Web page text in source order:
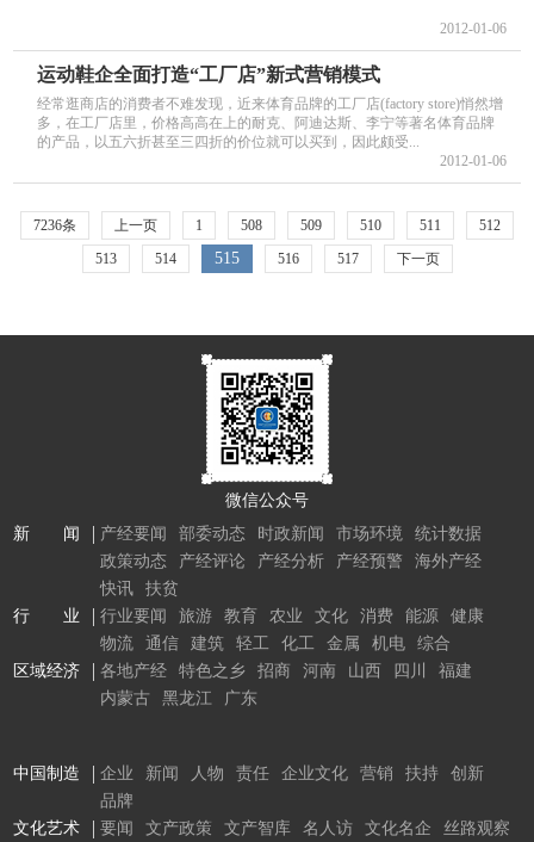
2012-01-06
运动鞋企全面打造“工厂店”新式营销模式
经常逛商店的消费者不难发现，近来体育品牌的工厂店(factory store)悄然增
多，在工厂店里，价格高高在上的耐克、阿迪达斯、李宁等著名体育品牌
的产品，以五六折甚至三四折的价位就可以买到，因此颇受...
2012-01-06
7236条 上一页 1 508 509 510 511
512
513
514 515 516 517 下一页
微信公众号
新 闻
产经要闻 部委动态 时政新闻 市场环境
统计数据
政策动态
产经评论 产经分析 产经预警
海外产经
快讯
扶贫
行 业
行业要闻 旅游 教育 农业 文化 消费 能源
健康
物流
通信 建筑 轻工 化工 金属 机电
综合
区域经济
各地产经 特色之乡 招商 河南 山西 四川
福建
内蒙古
黑龙江 广东
中国制造 企业 新闻 人物 责任 企业文化 营销 扶持
创新
品牌
文化艺术
要闻 文产政策 文产智库 名人访 文化名企 丝路观察